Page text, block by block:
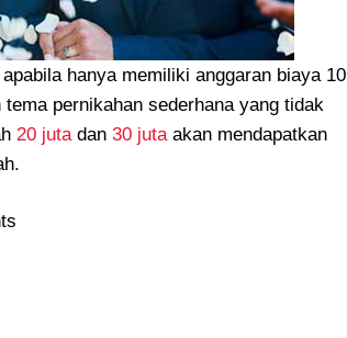
hanya memiliki anggaran biaya 10
pernikahan sederhana yang tidak
20 juta dan 30 juta akan mendapatkan